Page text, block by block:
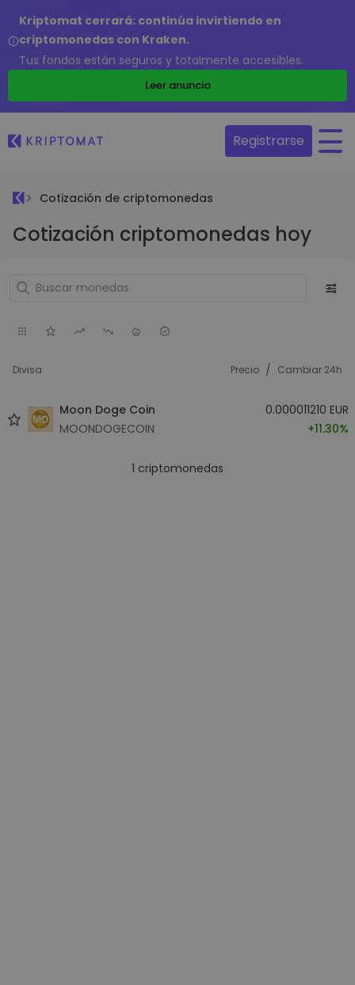
Kriptomat cerrará: continúa invirtiendo en
criptomonedas con Kraken.
Tus fondos están seguros y totalmente accesibles.
Leer anuncio
Registrarse
Cotización de criptomonedas
Cotización criptomonedas hoy
Divisa Precio / Cambiar 24h
Moon Doge Coin
MOONDOGECOIN
0.000011210 EUR
+11.30%
1 criptomonedas